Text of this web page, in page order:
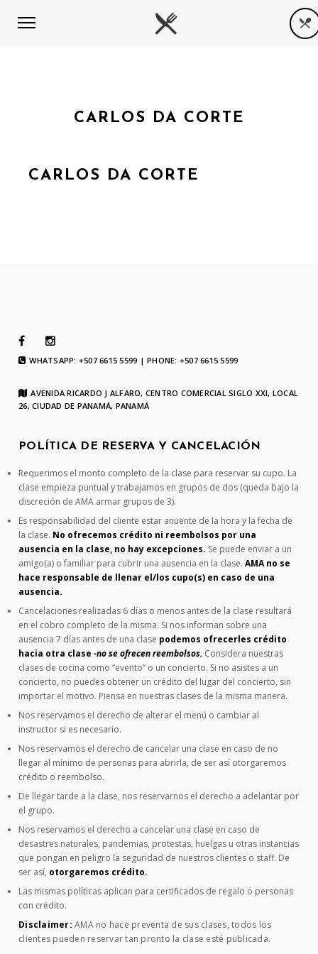
CARLOS DA CORTE
CARLOS DA CORTE
WHATSAPP: +507 6615 5599 | PHONE: +507 6615 5599
AVENIDA RICARDO J ALFARO, CENTRO COMERCIAL SIGLO XXI, LOCAL
26, CIUDAD DE PANAMÁ, PANAMÁ
POLÍTICA DE RESERVA Y CANCELACIÓN
Requerimos el monto completo de la clase para reservar su cupo. La
clase empieza puntual y trabajamos en grupos de dos (queda bajo la
discreción de AMA armar grupos de 3).
Es responsabilidad del cliente estar anuente de la hora y la fecha de
la clase. No ofrecemos crédito ni reembolsos por una
ausencia en la clase, no hay excepciones. Se puede enviar a un
amigo(a) o familiar para cubrir una ausencia en la clase.AMA no se
hace responsable de llenar el/los cupo(s) en caso de una
ausencia.
Cancelaciones realizadas 6 días o menos antes de la clase resultará
en el cobro completo de la misma. Si nos informan sobre una
ausencia 7 días antes de una clase podemos ofrecerles crédito
hacia otra clase-no se ofrecen reembolsos. Considera nuestras
clases de cocina como “evento” o un concierto. Si no asistes a un
concierto, no puedes obtener un crédito del lugar del concierto, sin
importar el motivo. Piensa en nuestras clases de la misma manera.
Nos reservamos el derecho de alterar el menú o cambiar al
instructor si es necesario.
Nos reservamos el derecho de cancelar una clase en caso de no
llegar al mínimo de personas para abrirla, de ser así otorgaremos
crédito o reembolso.
De llegar tarde a la clase, nos reservarnos el derecho a adelantar por
el grupo.
Nos reservamos el derecho a cancelar una clase en caso de
desastres naturales, pandemias, protestas, huelgas u otras instancias
que pongan en peligro la seguridad de nuestros clientes o staff. De
ser así, otorgaremos crédito.
Las mismas políticas aplican para certificados de regalo o personas
con crédito.
Disclaimer: AMA no hace preventa de sus clases, todos los
clientes pueden reservar tan pronto la clase esté publicada.